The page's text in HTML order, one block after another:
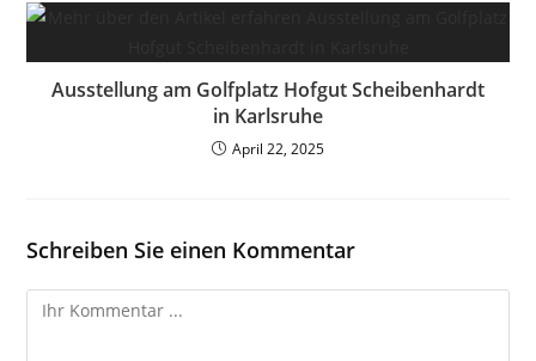
Ausstellung am Golfplatz Hofgut Scheibenhardt
in Karlsruhe
April 22, 2025
Schreiben Sie einen Kommentar